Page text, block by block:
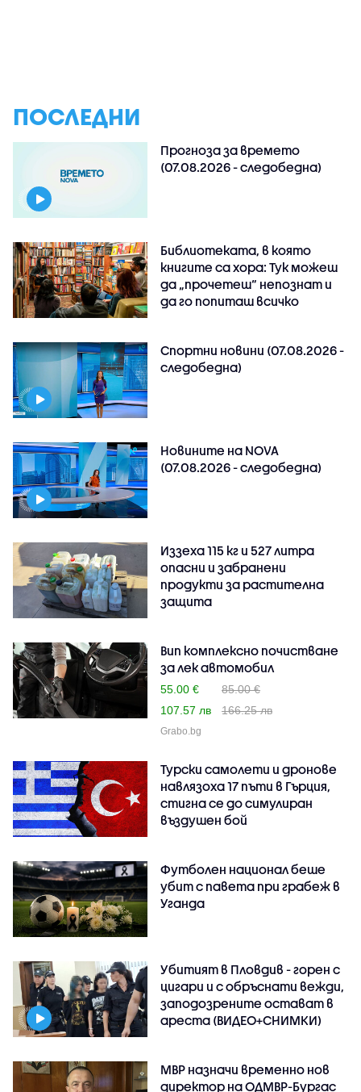
ПОСЛЕДНИ
Прогноза за времето
(07.08.2026 - следобедна)
Библиотеката, в която
книгите са хора: Тук можеш
да „прочетеш“ непознат и
да го попиташ всичко
Спортни новини (07.08.2026 -
следобедна)
Новините на NOVA
(07.08.2026 - следобедна)
Иззеха 115 кг и 527 литра
опасни и забранени
продукти за растителна
защита
Вип комплексно почистване
за лек автомобил
55.00 €
85.00 €
107.57 лв
166.25 лв
Grabo.bg
Турски самолети и дронове
навлязоха 17 пъти в Гърция,
стигна се до симулиран
въздушен бой
Футболен национал беше
убит с павета при грабеж в
Уганда
Убитият в Пловдив - горен с
цигари и с обръснати вежди,
заподозрените остават в
ареста (ВИДЕО+СНИМКИ)
МВР назначи временно нов
директор на ОДМВР-Бургас